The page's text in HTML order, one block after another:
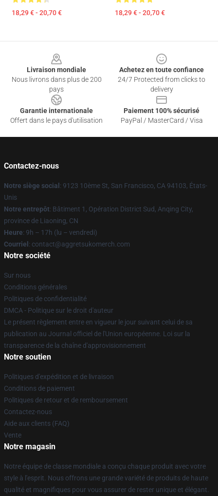
18,29 € - 20,70 € 18,29 € - 20,70 €
Livraison mondiale
Nous livrons dans plus de 200
pays
Achetez en toute confiance
24/7 Protected from clicks to
delivery
Garantie internationale
Offert dans le pays d'utilisation
Paiement 100% sécurisé
PayPal / MasterCard / Visa
Contactez-nous
Notre siège social : 9123 10ème St, San Francisco, CA 94103, États-
Unis
Notre entrepôt: Bâtiment 1, Opération District Sud, Anqing City,
province de Liaoning, CN
Heure: 9h – 17h (lu – vendredi)
Courriel : contact@aggretsukomerch.com
Notre société
Sur nous
Conditions générales
Politiques de confidentialité
DMCA - Politique sur le droit d'auteur
Le présent règlement entre en vigueur le jour suivant celui de sa
publication au Journal officiel de l'Union européenne. Loi sur la
transparence de la chaîne d'approvisionnement
Notre soutien
Politiques d'expédition et de livraison
Conditions de paiement
Politiques de retour et de remboursement
Contactez-nous
Aide aux clients (FAQ)
Vente
Notre magasin
Notre équipe de classe mondiale a conçu chaque produit avec votre
style à l'esprit. Nous offrons une grande variété de produits de haute
qualité et magnifiques pour vous assurer de rester unique et élégant.